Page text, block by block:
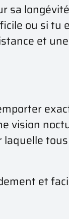
sa
ou si tu
et
vision
et